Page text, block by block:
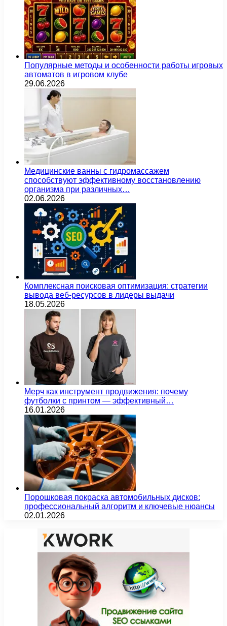
Популярные методы и особенности работы игровых
автоматов в игровом клубе
29.06.2026
Медицинские ванны с гидромассажем
способствуют эффективному восстановлению
организма при различных…
02.06.2026
Комплексная поисковая оптимизация: стратегии
вывода веб-ресурсов в лидеры выдачи
18.05.2026
Мерч как инструмент продвижения: почему
футболки с принтом — эффективный…
16.01.2026
Порошковая покраска автомобильных дисков:
профессиональный алгоритм и ключевые нюансы
02.01.2026